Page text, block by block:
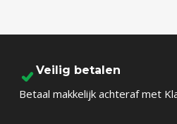
Veilig betalen
Betaal makkelijk achteraf met